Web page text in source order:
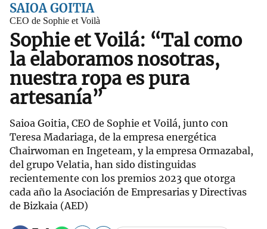
SAIOA GOITIA
CEO de Sophie et Voilà
Sophie et Voilá: “Tal como
la elaboramos nosotras,
nuestra ropa es pura
artesanía”
Saioa Goitia, CEO de Sophie et Voilá, junto con
Teresa Madariaga, de la empresa energética
Chairwoman en Ingeteam, y la empresa Ormazabal,
del grupo Velatia, han sido distinguidas
recientemente con los premios 2023 que otorga
cada año la Asociación de Empresarias y Directivas
de Bizkaia (AED)